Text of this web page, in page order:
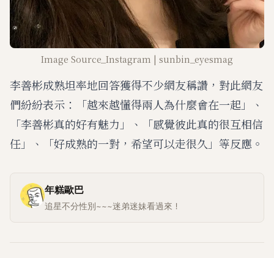
Image Source_Instagram | sunbin_eyesmag
李善彬成熟坦率地回答獲得不少網友稱讚，對此網友
們紛紛表示：「越來越懂得兩人為什麼會在一起」、
「李善彬真的好有魅力」、「感覺彼此真的很互相信
任」、「好成熟的一對，希望可以走很久」等反應。
年糕歐巴
追星不分性別~~~迷弟迷妹看過來！